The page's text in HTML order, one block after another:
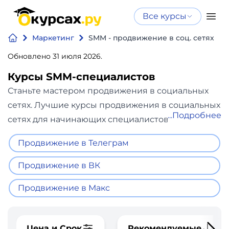
Все курсы
Маркетинг
SMM - продвижение в соц. сетях
Обновлено 31 июля 2026.
Курсы SMM-специалистов
Станьте мастером продвижения в социальных
сетях. Лучшие курсы продвижения в социальных
сетях для начинающих специалистов и не только.
Онлайн-курсы помогут вам получить все
необходимые знания и навыки для успешной
работы в сфере SMM. Мы научим вас создавать
стратегии продвижения, разрабатывать контент-
планы, управлять сообществами и
выбирайте подходящие именно вам обучающие
Подробнее
Продвижение в Телеграм
Продвижение в ВК
Продвижение в Макс
Нейросеть
Программирование
Бизнес
и
финансы
Дизайн
Аналитика
Курсы по
искусственному
интеллекту
Курсы по нейросетям
Бесплатно